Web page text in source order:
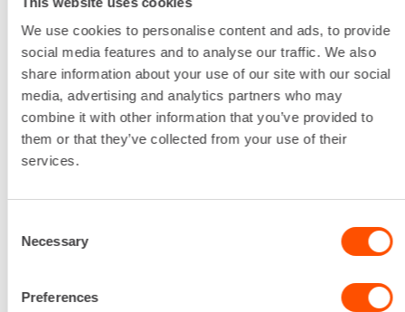
We use cookies to personalise content and ads, to provide
social media features and to analyse our traffic. We also
share information about your use of our site with our social
media, advertising and analytics partners who may
combine it with other information that you’ve provided to
them or that they’ve collected from your use of their
services.
Selection
Necessary
Preferences
”Meille on tärkeää, että sinä voit keskittyä omaan
ydinosaamiseesi ja luottaa siihen että saat meiltä
oikeat koneet, oikeaan paikkaan, oikeaan aikaan.
Siksi korostamme paikallista palvelua ja
joustavuutta.
Kuuntelemme sinua tarkalla korvalla ja etsimme
parhaan ratkaisun niin pieniin kuin suurempiin
parhaiten sopii; Renta Easy -sovelluksella,